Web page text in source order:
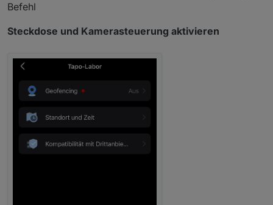
Befehl
Steckdose und Kamerasteuerung aktivieren